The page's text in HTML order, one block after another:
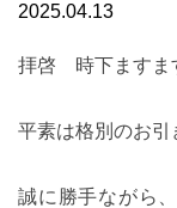
2025.04.13
拝啓 時下ますま
平素は格別のお引
誠に勝手ながら